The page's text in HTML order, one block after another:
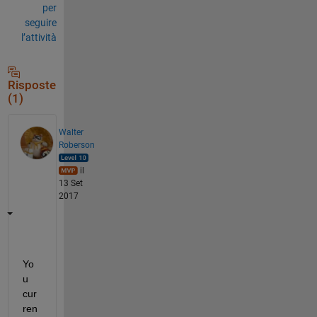
per
seguire
l’attività
Risposte
(1)
Walter
Roberson
il
13 Set
2017
Yo
u
cur
ren